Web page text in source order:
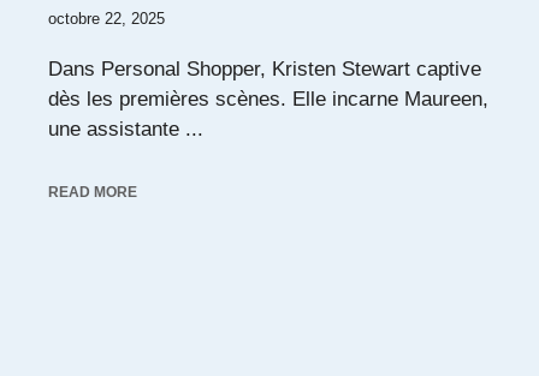
octobre 22, 2025
Dans Personal Shopper, Kristen Stewart captive
dès les premières scènes. Elle incarne Maureen,
une assistante ...
READ MORE